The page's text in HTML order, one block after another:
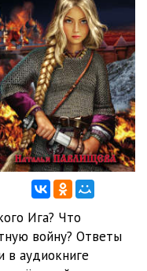
16:17
19:46
22:57
18:08
21:19
17:14
08:37
Ига? Что
войну? Ответы
в аудиокниге